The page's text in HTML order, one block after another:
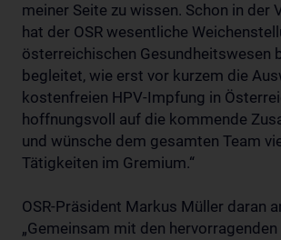
meiner Seite zu wissen. Schon in der
hat der OSR wesentliche
österreichischen Gesundheitswesen
begleitet, wie erst vor kurzem die
kostenfreien HPV-Impfung in
hoffnungsvoll auf die kommende
und wünsche dem gesamten Team
Tätigkeiten im Gremium.“
OSR-Präsident Markus Müller daran
„Gemeinsam mit den hervorragenden